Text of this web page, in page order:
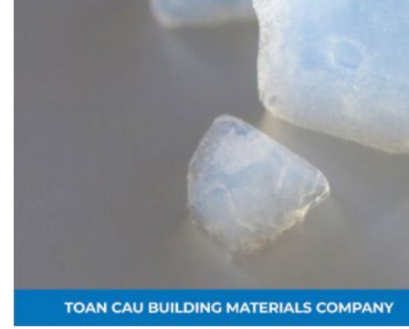
TRẠM BƠM TÍCH HỢP SẴN THÔNG MINH EPSSO
HỆ THỐNG BƠM PCCC NGUYÊN CỤM EPSSO
BƠM CHÌM PACKAGE EPSSO